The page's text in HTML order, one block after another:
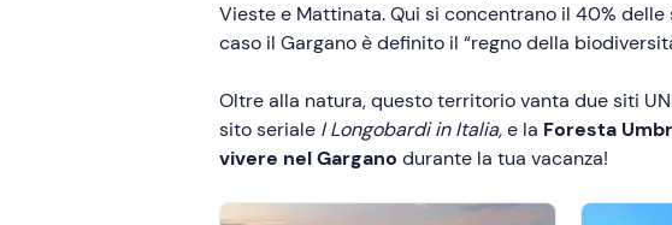
Vieste e Mattinata. Qui si concentrano il 40%
caso il Gargano è definito il “regno della
Oltre alla natura, questo territorio vanta due siti
sito seriale I Longobardi in Italia,e la Foresta
vivere nel Gargano durante la tua vacanza!